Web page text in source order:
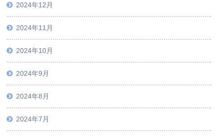
2024年12月
2024年11月
2024年10月
2024年9月
2024年8月
2024年7月